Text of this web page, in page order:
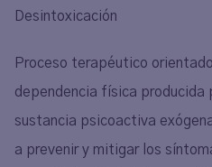
Desintoxicación
Proceso terapéutico
dependencia física producida
sustancia psicoactiva
a prevenir y mitigar los